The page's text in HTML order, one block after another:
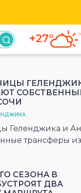
+27°
Геленджика и
трансферы
СЕЗОНА В
ДВА